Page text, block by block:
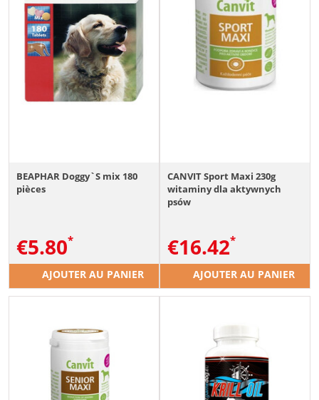
BEAPHAR Doggy`S mix 180
pièces
€5.80
AJOUTER AU PANIER
CANVIT Sport Maxi 230g
witaminy dla aktywnych
psów
€16.42
AJOUTER AU PANIER